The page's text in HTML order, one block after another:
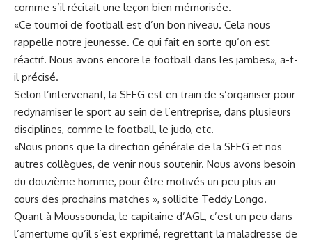
comme s’il récitait une leçon bien mémorisée.
«Ce tournoi de football est d’un bon niveau. Cela nous
rappelle notre jeunesse. Ce qui fait en sorte qu’on est
réactif. Nous avons encore le football dans les jambes», a-t-
il précisé.
Selon l’intervenant, la SEEG est en train de s’organiser pour
redynamiser le sport au sein de l’entreprise, dans plusieurs
disciplines, comme le football, le judo, etc.
«Nous prions que la direction générale de la SEEG et nos
autres collègues, de venir nous soutenir. Nous avons besoin
du douzième homme, pour être motivés un peu plus au
cours des prochains matches », sollicite Teddy Longo.
Quant à Moussounda, le capitaine d’AGL, c’est un peu dans
l’amertume qu’il s’est exprimé, regrettant la maladresse de